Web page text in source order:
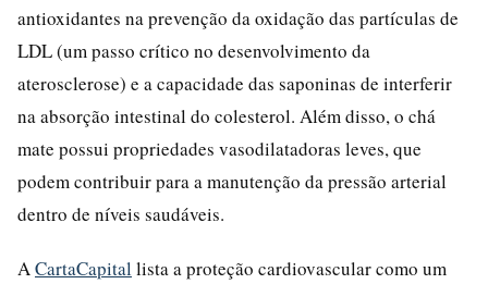
antioxidantes na prevenção da oxidação das partículas de
LDL (um passo crítico no desenvolvimento da
aterosclerose) e a capacidade das saponinas de interferir
na absorção intestinal do colesterol. Além disso, o chá
mate possui propriedades vasodilatadoras leves, que
podem contribuir para a manutenção da pressão arterial
dentro de níveis saudáveis.
A CartaCapital lista a proteção cardiovascular como um